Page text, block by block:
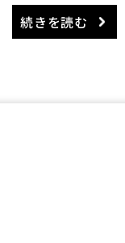
いたアセチレンガ
より劣化したボン
重機の杭打ち込み
続きを読む